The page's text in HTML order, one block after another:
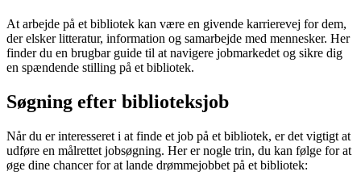
At arbejde på et bibliotek kan være en givende karrierevej for dem,
der elsker litteratur, information og samarbejde med mennesker. Her
finder du en brugbar guide til at navigere jobmarkedet og sikre dig
en spændende stilling på et bibliotek.
Søgning efter biblioteksjob
Når du er interesseret i at finde et job på et bibliotek, er det vigtigt at
udføre en målrettet jobsøgning. Her er nogle trin, du kan følge for at
øge dine chancer for at lande drømmejobbet på et bibliotek: